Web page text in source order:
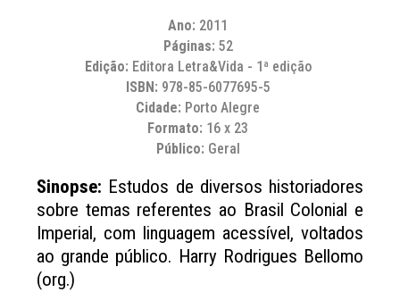
Ano: 2011
Páginas: 52
Edição: Editora Letra&Vida - 1ª edição
ISBN: 978-85-6077695-5
Cidade: Porto Alegre
Formato: 16 x 23
Público: Geral
Sinopse: Estudos de diversos historiadores
sobre temas referentes ao Brasil Colonial e
Imperial, com linguagem acessível, voltados
ao grande público. Harry Rodrigues Bellomo
(org.)